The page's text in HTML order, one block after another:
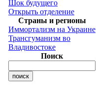
Шок будущего
Открыть отделение
Страны и регионы
Иммортализм на Украине
Трансгуманизм во
Владивостоке
Поиск